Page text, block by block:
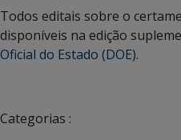
Todos editais sobre o
disponíveis na edição
Oficial do Estado (DOE).
Categorias :